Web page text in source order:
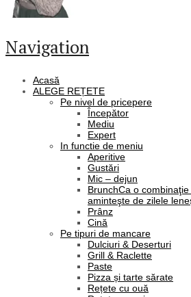
Navigation
Acasă
ALEGE REȚETE
Pe nivel de pricepere
Începător
Mediu
Expert
In functie de meniu
Aperitive
Gustări
Mic – dejun
BrunchCa o
aminteşte de zilele
Prânz
Cină
Pe tipuri de mancare
Dulciuri & Deserturi
Grill & Raclette
Paste
Pizza și tarte sărate
Rețete cu ouă